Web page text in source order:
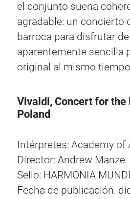
el conjunto suena
agradable: un concierto
barroca para disfrutar
aparentemente sencilla
original al mismo
Vivaldi, Concert for the
Poland
Intérpretes: Academy of
Director: Andrew Manze
Sello: HARMONIA MUNDI
Fecha de publicación: